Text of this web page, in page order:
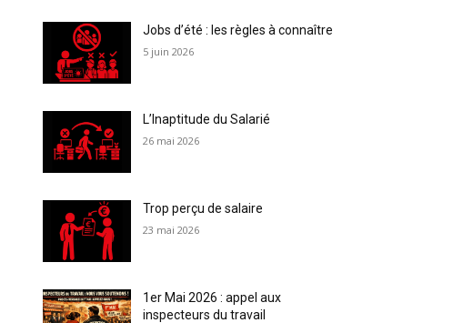
Jobs d’été : les règles à connaître
5 juin 2026
L’Inaptitude du Salarié
26 mai 2026
Trop perçu de salaire
23 mai 2026
1er Mai 2026 : appel aux
inspecteurs du travail